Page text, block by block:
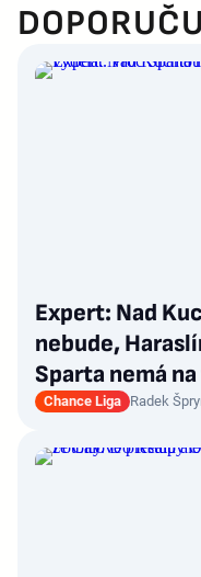
Expert: Nad
nebude,
Sparta nemá
Chance Liga Radek